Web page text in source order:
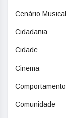
Cenário Musical
Cidadania
Cidade
Cinema
Comportamento
Comunidade